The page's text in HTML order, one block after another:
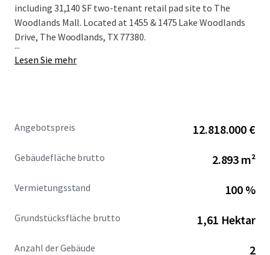
including 31,140 SF two-tenant retail pad site to The
Woodlands Mall. Located at 1455 & 1475 Lake Woodlands
Drive, The Woodlands, TX 77380.
...
Lesen Sie mehr
Angebotspreis 12.818.000 €
Gebäudefläche brutto 2.893 m²
Vermietungsstand 100 %
Grundstücksfläche brutto 1,61 Hektar
Anzahl der Gebäude 2